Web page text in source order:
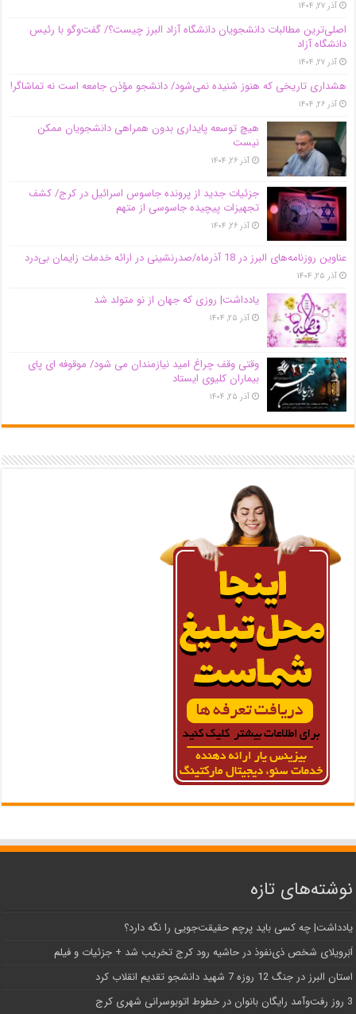
آذر ۲۷, ۱۴۰۴
اصلی‌ترین مطالبات دانشجویان دانشگاه آزاد البرز چیست؟/ گفت‌وگو با رئیس
دانشگاه آز‌اد
آذر ۲۷, ۱۴۰۴
هشداری تاریخی که هنوز شنیده نمی‌شود/ دانشجو مؤذن جامعه است نه تماشاگر!
آذر ۲۶, ۱۴۰۴
هیچ توسعه پایداری بدون همراهی دانشجویان ممکن
نیست
آذر ۲۶, ۱۴۰۴
جزئیات جدید از پرونده جاسوس اسرائیل در کرج/‌ کشف
تجهیزات پیچیده جاسوسی از متهم
آذر ۲۶, ۱۴۰۴
عناوین روزنامه‌های البرز در ‌18 آذرماه/صدرنشینی در ارائه خدمات زایمان بی‌درد
آذر ۲۵, ۱۴۰۴
یادداشت| روزی که جهان از نو متولد شد
آذر ۲۵, ۱۴۰۴
وقتی وقف چراغ امید نیازمندان می شود/ موقوفه ای پای
بیماران کلیوی ایستاد
آذر ۲۵, ۱۴۰۴
نوشته‌های تازه
یادداشت| ‌چه کسی باید پرچم حقیقت‌جویی را نگه دارد؟
اَبَر‌ویلای شخص ذی‌نفوذ در حاشیه‌ رود کرج تخریب شد + جزئیات و فیلم
استان البرز در جنگ 12 روزه 7 شهید دانشجو تقدیم انقلاب کرد
3 روز رفت‌وآمد رایگان بانوان در خطوط اتوبوسرانی شهری کرج